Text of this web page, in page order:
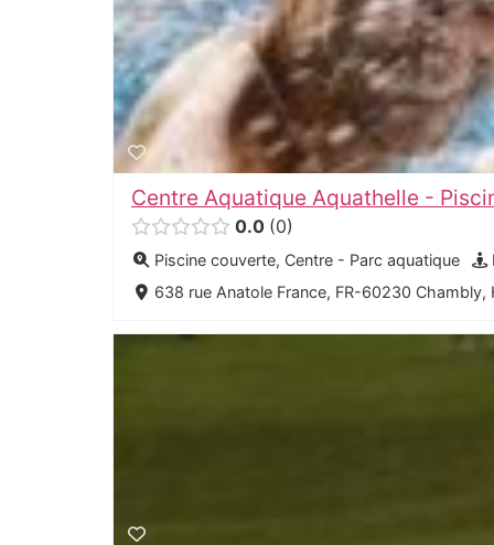
Centre Aquatique Aquathelle -
0.0 0
Piscine couverte, Centre - Parc aquatique
638 rue Anatole France, FR-60230